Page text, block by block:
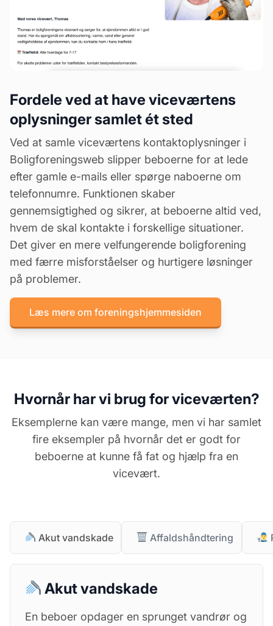
Fordele ved at have viceværtens
oplysninger samlet ét sted
Ved at samle viceværtens kontaktoplysninger i
Boligforeningsweb slipper beboerne for at lede
efter gamle e-mails eller spørge naboerne om
telefonnumre. Funktionen skaber
gennemsigtighed og sikrer, at beboerne altid ved,
hvem de skal kontakte i forskellige situationer.
Det giver en mere velfungerende boligforening
med færre misforståelser og hurtigere løsninger
på problemer.
Læs mere om foreningshjemmesiden
Hvornår har vi brug for viceværten?
Eksemplerne kan være mange, men vi har samlet
fire eksempler på hvornår det er godt for
beboerne at kunne få fat og hjælp fra en
vicevært.
Akut vandskade Affaldshåndtering
Akut vandskade
En beboer opdager en sprunget vandrør og